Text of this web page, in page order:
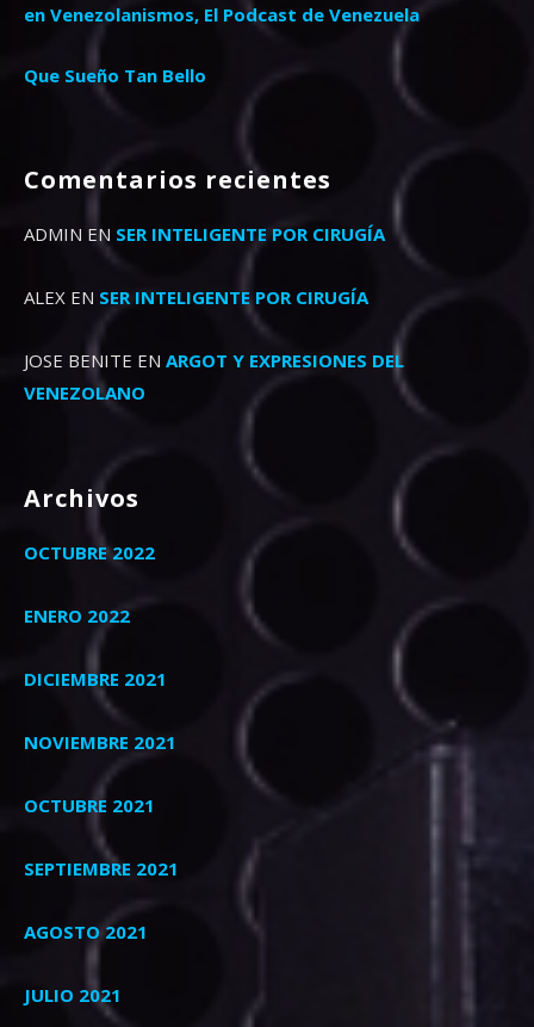
en Venezolanismos, El Podcast de Venezuela
Que Sueño Tan Bello
Comentarios recientes
ADMIN EN SER INTELIGENTE POR CIRUGÍA
ALEX EN SER INTELIGENTE POR CIRUGÍA
JOSE BENITE EN ARGOT Y EXPRESIONES DEL
VENEZOLANO
Archivos
OCTUBRE 2022
ENERO 2022
DICIEMBRE 2021
NOVIEMBRE 2021
OCTUBRE 2021
SEPTIEMBRE 2021
AGOSTO 2021
JULIO 2021